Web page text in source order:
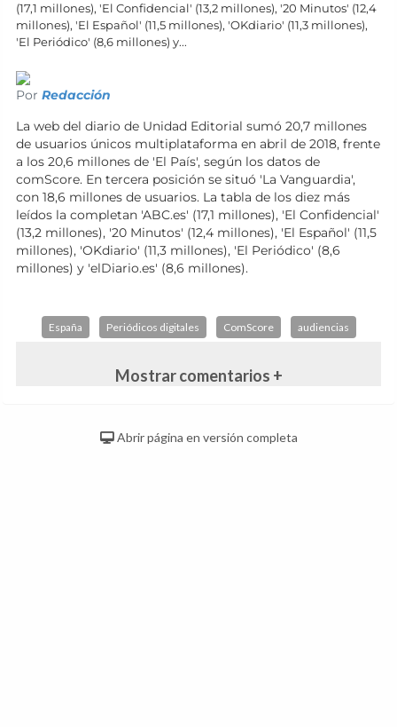
(17,1 millones), 'El Confidencial' (13,2 millones), '20 Minutos' (12,4
millones), 'El Español' (11,5 millones), 'OKdiario' (11,3 millones),
'El Periódico' (8,6 millones) y...
Por Redacción
La web del diario de Unidad Editorial sumó 20,7 millones
de usuarios únicos multiplataforma en abril de 2018, frente
a los 20,6 millones de 'El País', según los datos de
comScore. En tercera posición se situó 'La Vanguardia',
con 18,6 millones de usuarios. La tabla de los diez más
leídos la completan 'ABC.es' (17,1 millones), 'El Confidencial'
(13,2 millones), '20 Minutos' (12,4 millones), 'El Español' (11,5
millones), 'OKdiario' (11,3 millones), 'El Periódico' (8,6
millones) y 'elDiario.es' (8,6 millones).
España Periódicos digitales ComScore audiencias
Mostrar comentarios +
Abrir página en versión completa